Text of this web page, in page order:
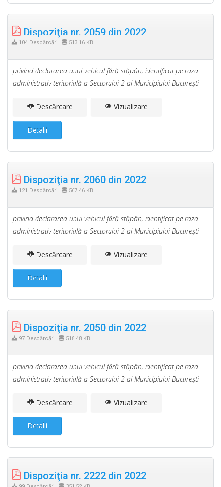
Dispoziţia nr. 2059 din 2022
104 Descărcări 513.16 KB
privind declararea unui vehicul fără stăpân, identificat pe raza
administrativ teritorială a Sectorului 2 al Municipiului Bucureşti
Descărcare Vizualizare
Detalii
Dispoziţia nr. 2060 din 2022
121 Descărcări 567.46 KB
privind declararea unui vehicul fără stăpân, identificat pe raza
administrativ teritorială a Sectorului 2 al Municipiului Bucureşti
Descărcare Vizualizare
Detalii
Dispoziţia nr. 2050 din 2022
97 Descărcări 518.48 KB
privind declararea unui vehicul fără stăpân, identificat pe raza
administrativ teritorială a Sectorului 2 al Municipiului Bucureşti
Descărcare Vizualizare
Detalii
Dispoziţia nr. 2222 din 2022